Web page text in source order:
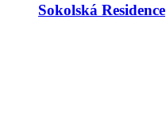
Sokolská Residence